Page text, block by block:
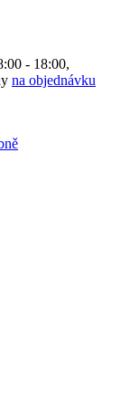
- 18:00,
na objednávku